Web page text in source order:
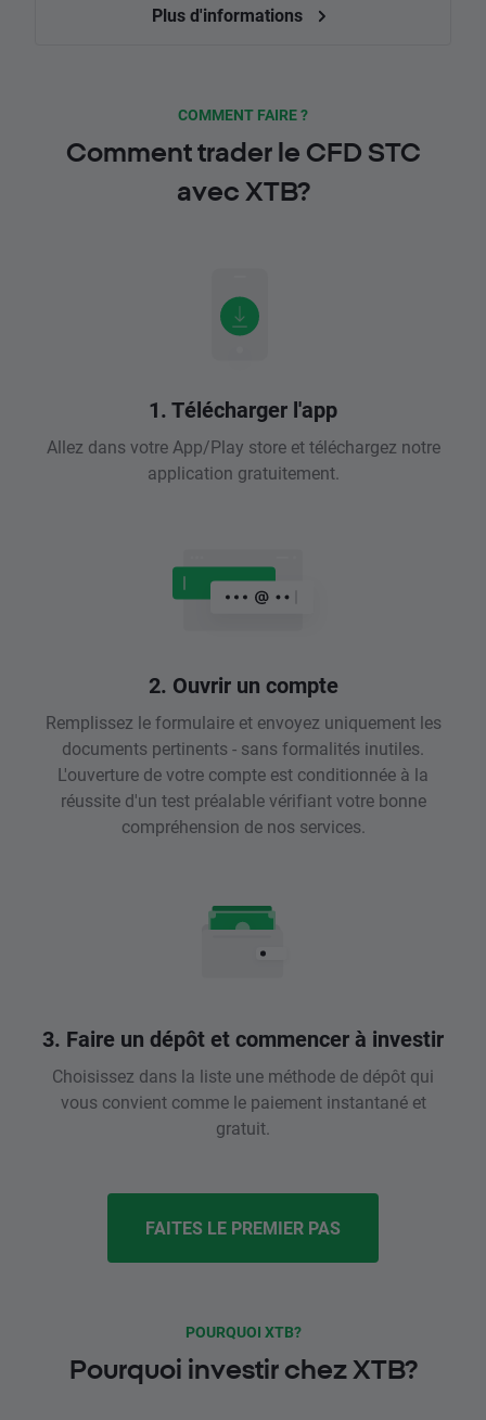
Plus d'informations
COMMENT FAIRE ?
Comment trader le CFD STC
avec XTB?
1. Télécharger l'app
Allez dans votre App/Play store et téléchargez notre
application gratuitement.
2. Ouvrir un compte
Remplissez le formulaire et envoyez uniquement les
documents pertinents - sans formalités inutiles.
L'ouverture de votre compte est conditionnée à la
réussite d'un test préalable vérifiant votre bonne
compréhension de nos services.
3. Faire un dépôt et commencer à investir
Choisissez dans la liste une méthode de dépôt qui
vous convient comme le paiement instantané et
gratuit.
FAITES LE PREMIER PAS
POURQUOI XTB?
Pourquoi investir chez XTB?